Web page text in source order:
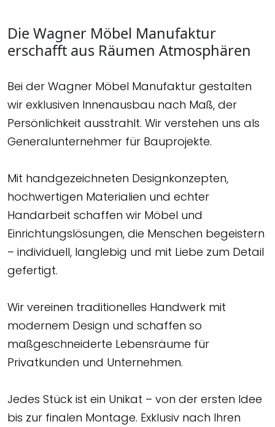
Die Wagner Möbel Manufaktur
erschafft aus Räumen Atmosphären
Bei der Wagner Möbel Manufaktur gestalten
wir exklusiven Innenausbau nach Maß, der
Persönlichkeit ausstrahlt. Wir verstehen uns als
Generalunternehmer für Bauprojekte.
Mit handgezeichneten Designkonzepten,
hochwertigen Materialien und echter
Handarbeit schaffen wir Möbel und
Einrichtungslösungen, die Menschen begeistern
– individuell, langlebig und mit Liebe zum Detail
gefertigt.
Wir vereinen traditionelles Handwerk mit
modernem Design und schaffen so
maßgeschneiderte Lebensräume für
Privatkunden und Unternehmen.
Jedes Stück ist ein Unikat – von der ersten Idee
bis zur finalen Montage. Exklusiv nach Ihren